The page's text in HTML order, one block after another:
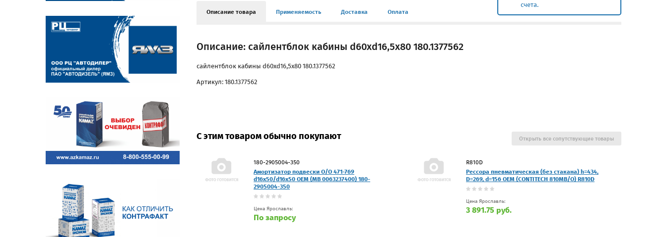
счета.
Описание товара Применяемость Доставка Оплата
Описание: сайлентблок кабины d60xd16,5x80 180.1377562
сайлентблок кабины d60xd16,5x80 180.1377562
Артикул: 180.1377562
С этим товаром обычно покупают
180-2905004-350
Амортизатор подвески O/O 471-769
d16x50/d16x50 OEM (MB 0063237400) 180-
2905004-350
Цена Ярославль:
По запросу
R810D
Рессора пневматическая (без стакана) h=434,
D=269, d=156 OEM (CONTITECH 810MB/O) R810D
Цена Ярославль:
3 891.75 руб.
Открыть все сопутствующие товары